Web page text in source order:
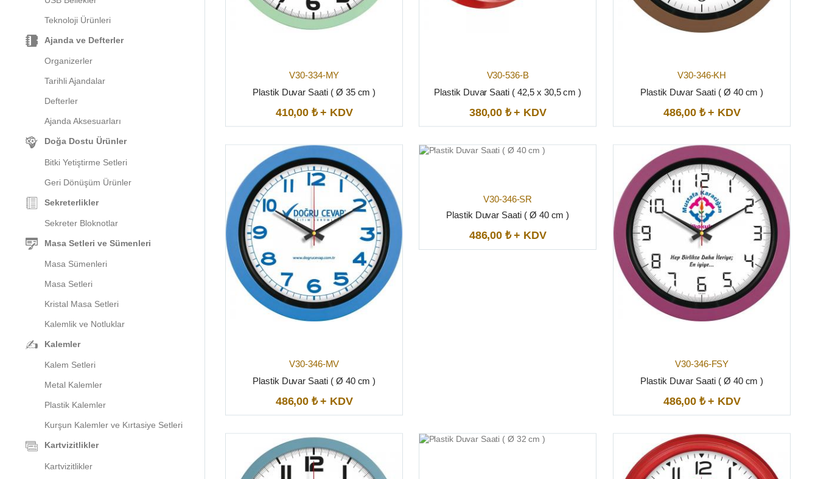
Teknoloji Ürünleri
Ajanda ve Defterler
Organizerler
Tarihli Ajandalar
Defterler
Ajanda Aksesuarları
Doğa Dostu Ürünler
Bitki Yetiştirme Setleri
Geri Dönüşüm Ürünler
Sekreterlikler
Sekreter Bloknotlar
Masa Setleri ve Sümenleri
Masa Sümenleri
Masa Setleri
Kristal Masa Setleri
Kalemlik ve Notluklar
Kalemler
Kalem Setleri
Metal Kalemler
Plastik Kalemler
Kurşun Kalemler ve Kırtasiye Setleri
Kartvizitlikler
Kartvizitlikler
V30-334-MY
Plastik Duvar Saati ( Ø 35 cm )
410,00 ₺ + KDV
V30-536-B
Plastik Duvar Saati ( 42,5 x 30,5 cm )
380,00 ₺ + KDV
V30-346-KH
Plastik Duvar Saati ( Ø 40 cm )
486,00 ₺ + KDV
V30-346-MV
Plastik Duvar Saati ( Ø 40 cm )
486,00 ₺ + KDV
V30-346-SR
Plastik Duvar Saati ( Ø 40 cm )
486,00 ₺ + KDV
V30-346-FSY
Plastik Duvar Saati ( Ø 40 cm )
486,00 ₺ + KDV